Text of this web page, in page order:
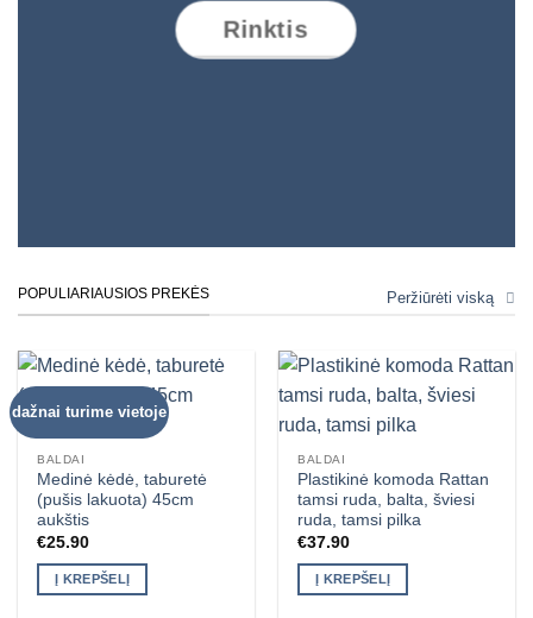
Rinktis
POPULIARIAUSIOS PREKĖS Peržiūrėti viską
dažnai turime vietoje
BALDAI
Medinė kėdė, taburetė
(pušis lakuota) 45cm
aukštis
€25.90
Į KREPŠELĮ
BALDAI
Plastikinė komoda Rattan
tamsi ruda, balta, šviesi
ruda, tamsi pilka
€37.90
Į KREPŠELĮ